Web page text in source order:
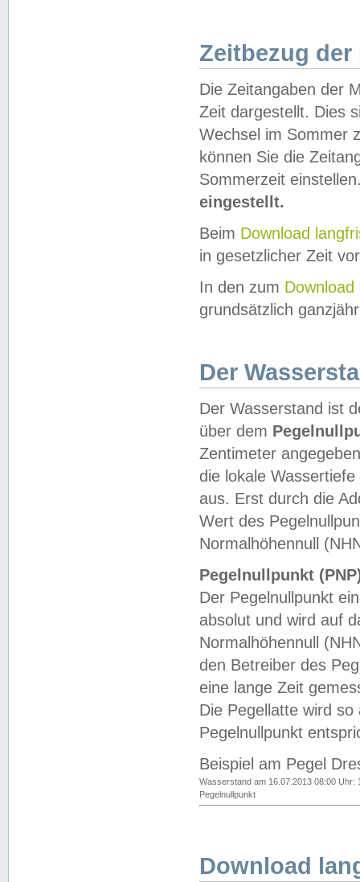
Zeitbezug der
Die Zeitangaben der
Zeit dargestellt. Dies
Wechsel im Sommer
können Sie die
Sommerzeit
eingestellt.
Beim Download
in gesetzlicher Zeit
In den zum Download
grundsätzlich
Der
Der Wasserstand ist
über dem
Zentimeter
die lokale
aus. Erst durch die
Wert des
Normalhöhennull
Pegelnullpunkt
Der Pegelnullpunkt
absolut und wird auf
Normalhöhennull
den Betreiber des
eine lange Zeit
Die Pegellatte wird
Pegelnullpunkt
Beispiel am Pegel
Wasserstand am 16.07.2013 08:00 Uhr:
Pegelnullpunkt
Download